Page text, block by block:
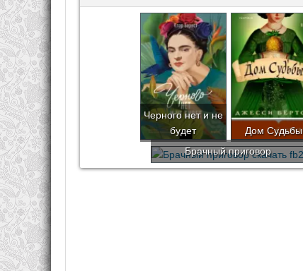
Черного нет и не
будет
Дом Судьбы
Брачный приговор